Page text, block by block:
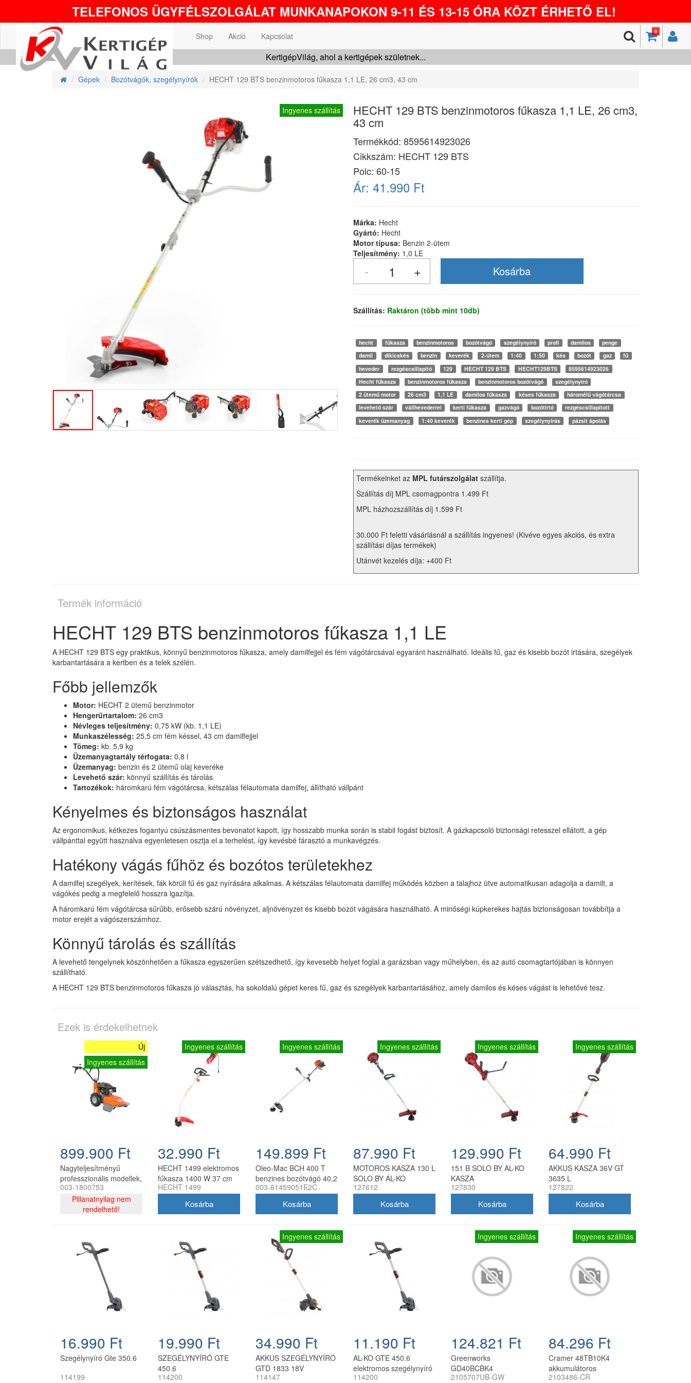
TELEFONOS ÜGYFÉLSZOLGÁLAT MUNKANAPOKON 9-11 ÉS 13-15 ÓRA KÖZT ÉRHETŐ EL!
0
Shop Akció Kapcsolat
KertigépVilág, ahol a kertigépek születnek...
Gépek Bozótvágók, szegélynyírók HECHT 129 BTS benzinmotoros fűkasza 1,1 LE, 26 cm3, 43 cm
Ingyenes szállítás HECHT 129 BTS benzinmotoros fűkasza 1,1 LE, 26 cm3,
43 cm
Termékkód: 8595614923026
Cikkszám: HECHT 129 BTS
Polc: 60-15
Ár: 41.990 Ft
Márka: Hecht
Gyártó: Hecht
Motor típusa: Benzin 2-ütem
Teljesítmény: 1,0 LE
Szállítás: Raktáron (több mint 10db)
hecht fűkasza benzinmotoros bozótvágó szegélynyíró profi damilos
penge
damil
dikicskés benzin keverék 2-ütem 1:40 1:50 kés bozót gaz
fű
heveder
rezgéscsillapító 129 HECHT 129 BTS HECHT129BTS
8595614923026
Hecht fűkasza
benzinmotoros fűkasza benzinmotoros bozótvágó
szegélynyíró
2 ütemű motor
26 cm3 1,1 LE damilos fűkasza késes fűkasza
háromélű vágótárcsa
levehető szár
vállhevederrel kerti fűkasza gazvágó bozótirtó
rezgéscsillapított
keverék üzemanyag
1:40 keverék benzines kerti gép szegélynyírás pázsit ápolás
Termékeinket az MPL futárszolgálat szállítja.
Szállítás díj MPL csomagpontra 1.499 Ft
MPL házhozszállítás díj 1.599 Ft
30.000 Ft feletti vásárlásnál a szállítás ingyenes! (Kivéve egyes akciós, és extra
szállítási díjas termékek)
Utánvét kezelés díja: +400 Ft
Termék információ
HECHT 129 BTS benzinmotoros fűkasza 1,1 LE
A HECHT 129 BTS egy praktikus, könnyű benzinmotoros fűkasza, amely damilfejjel és fém vágótárcsával egyaránt használható. Ideális fű, gaz és kisebb bozót irtására, szegélyek
karbantartására a kertben és a telek szélén.
Főbb jellemzők
Motor: HECHT 2 ütemű benzinmotor
Hengerűrtartalom: 26 cm3
Névleges teljesítmény: 0,75 kW (kb. 1,1 LE)
Munkaszélesség: 25,5 cm fém késsel, 43 cm damilfejjel
Tömeg: kb. 5,9 kg
Üzemanyagtartály térfogata: 0,8 l
Üzemanyag: benzin és 2 ütemű olaj keveréke
Levehető szár: könnyű szállítás és tárolás
Tartozékok: háromkarú fém vágótárcsa, kétszálas félautomata damilfej, állítható vállpánt
Kényelmes és biztonságos használat
Az ergonomikus, kétkezes fogantyú csúszásmentes bevonatot kapott, így hosszabb munka során is stabil fogást biztosít. A gázkapcsoló biztonsági retesszel ellátott, a gép
vállpánttal együtt használva egyenletesen osztja el a terhelést, így kevésbé fárasztó a munkavégzés.
Hatékony vágás fűhöz és bozótos területekhez
A damilfej szegélyek, kerítések, fák körüli fű és gaz nyírására alkalmas. A kétszálas félautomata damilfej működés közben a talajhoz ütve automatikusan adagolja a damilt, a
vágókés pedig a megfelelő hosszra igazítja.
A háromkarú fém vágótárcsa sűrűbb, erősebb szárú növényzet, aljnövényzet és kisebb bozót vágására használható. A minőségi kúpkerekes hajtás biztonságosan továbbítja a
motor erejét a vágószerszámhoz.
Könnyű tárolás és szállítás
A levehető tengelynek köszönhetően a fűkasza egyszerűen szétszedhető, így kevesebb helyet foglal a garázsban vagy műhelyben, és az autó csomagtartójában is könnyen
szállítható.
A HECHT 129 BTS benzinmotoros fűkasza jó választás, ha sokoldalú gépet keres fű, gaz és szegélyek karbantartásához, amely damilos és késes vágást is lehetővé tesz.
Ezek is érdekelhetnek
Új
Ingyenes szállítás
899.900 Ft
Nagyteljesítményű
professzionális modellek,
olyan földművelők
számára tervezve, akik
nehéz és állandó munkát
számára is ideálisak,
akik sűrű növényzeten
dolgoznak, földre szórt
nyesedékkel. Burkolat:
acél Hengerűrtartalom:
225 ccm Motor: RATO
RV 225 Sebesség: 2,6 -
3,3 km/h 2 előre + 1
beállítás: 2 állás,
távtartókkal
Vágásmagasság: 52-75
mm Súly: 75 kg
003-1800753
Pillanatnyilag nem
rendelhető!
Ingyenes szállítás
32.990 Ft
HECHT 1499 elektromos
fűkasza 1400 W 37 cm
munkaszélességgel
HECHT 1499
Ingyenes szállítás
149.899 Ft
Oleo-Mac BCH 400 T
benzines bozótvágó 40,2
ccm 1,5 kW
003-61459051E2C
Ingyenes szállítás
87.990 Ft
MOTOROS KASZA 130 L
SOLO BY AL-KO
127612
Ingyenes szállítás
129.990 Ft
151 B SOLO BY AL-KO
KASZA
127830
Ingyenes szállítás
64.990 Ft
AKKUS KASZA 36V GT
3635 L
127822
16.990 Ft
Szegélynyíró Gte 350.6
114199
19.990 Ft
SZEGÉLYNYÍRÓ GTE
450.6
114200
Ingyenes szállítás
34.990 Ft
AKKUS SZEGÉLYNYÍRÓ
GTD 1833 18V
114147
11.190 Ft
AL-KO GTE 450.6
elektromos szegélynyíró
450 W 25 cm
114200
Ingyenes szállítás
124.821 Ft
Greenworks
GD40BCBK4
akkumulátoros
2105707UB-GW
Ingyenes szállítás
84.296 Ft
Cramer 48TB10K4
akkumulátoros
bozótvágó 48V kerékpár
2103486-CR